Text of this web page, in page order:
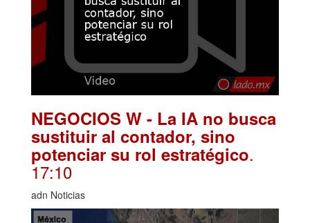
NEGOCIOS W - La IA no busca
sustituir al contador, sino
potenciar su rol estratégico.
17:10
adn Noticias